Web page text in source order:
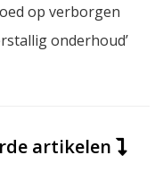
op verborgen
onderhoud’
artikelen